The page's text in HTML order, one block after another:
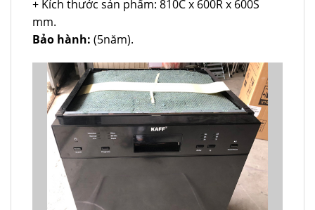
+ Kích thước sản phẩm: 810C x 600R x 600S
mm.
Bảo hành: (5năm).